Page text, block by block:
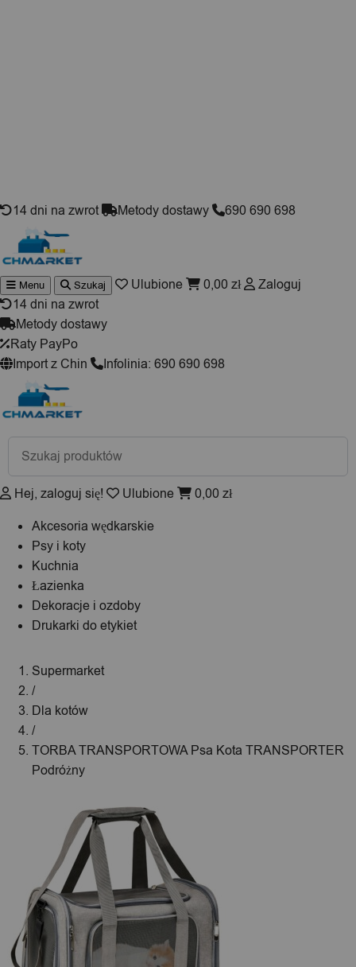
14 dni na zwrot Metody dostawy 690 690 698
Wyszukiwarka
produktów
Menu Szukaj Ulubione 0,00 zł
Zaloguj
14 dni na zwrot
Metody dostawy
Raty PayPo
Import z Chin
Infolinia: 690 690 698
Wyszukiwarka
produktów
Hej, zaloguj się! Ulubione 0,00 zł
Akcesoria wędkarskie
Psy i koty
Kuchnia
Łazienka
Dekoracje i ozdoby
Drukarki do etykiet
Supermarket
/
Dla kotów
/
TORBA TRANSPORTOWA Psa Kota TRANSPORTER
Podróżny